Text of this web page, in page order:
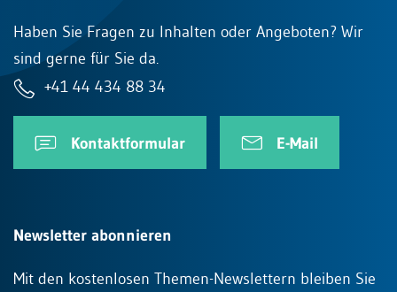
Haben Sie Fragen zu Inhalten oder Angeboten? Wir
sind gerne für Sie da.
+41 44 434 88 34
Kontaktformular E-Mail
Newsletter abonnieren
Mit den kostenlosen Themen-Newslettern bleiben Sie